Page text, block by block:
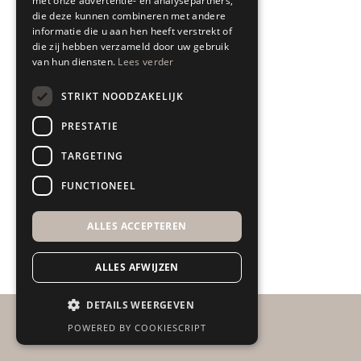
Interieuradvies
Bezorgen & leveren
All In House Service
Algemene voorwaarden
Disclaimer
die deze kunnen combineren met andere
informatie die u aan hen heeft verstrekt of
die zij hebben verzameld door uw gebruik
van hun diensten. Lees verder
STRIKT NOODZAKELIJK
PRESTATIE
TARGETING
FUNCTIONEEL
ALLES ACCEPTEREN
ALLES AFWIJZEN
DETAILS WEERGEVEN
POWERED BY COOKIESCRIPT